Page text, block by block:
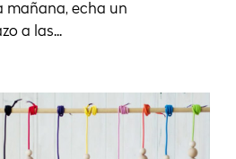
mañana, echa un
a las...